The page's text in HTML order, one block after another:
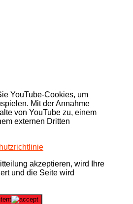
YouTube-Cookies, um
Mit der Annahme
von YouTube zu, einem
externen Dritten
akzeptieren, wird Ihre
und die Seite wird